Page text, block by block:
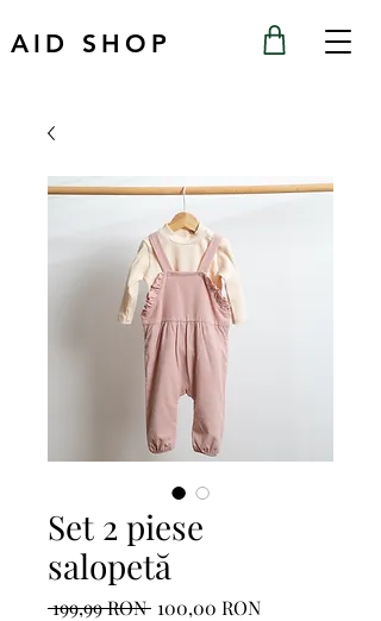
AID SHOP
Set 2 piese
salopetă
199,99 RON Regular
100,00 RONSale